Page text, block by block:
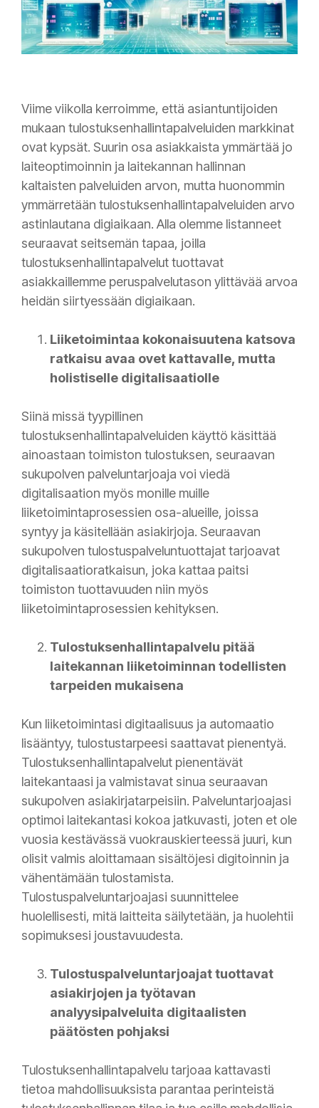
Viime viikolla kerroimme, että asiantuntijoiden
mukaan tulostuksenhallintapalveluiden markkinat
ovat kypsät. Suurin osa asiakkaista ymmärtää jo
laiteoptimoinnin ja laitekannan hallinnan
kaltaisten palveluiden arvon, mutta huonommin
ymmärretään tulostuksenhallintapalveluiden arvo
astinlautana digiaikaan. Alla olemme listanneet
seuraavat seitsemän tapaa, joilla
tulostuksenhallintapalvelut tuottavat
asiakkaillemme peruspalvelutason ylittävää arvoa
heidän siirtyessään digiaikaan.
Liiketoimintaa kokonaisuutena katsova
ratkaisu avaa ovet kattavalle, mutta
holistiselle digitalisaatiolle
Siinä missä tyypillinen
tulostuksenhallintapalveluiden käyttö käsittää
ainoastaan toimiston tulostuksen, seuraavan
sukupolven palveluntarjoaja voi viedä
digitalisaation myös monille muille
liiketoimintaprosessien osa-alueille, joissa
syntyy ja käsitellään asiakirjoja. Seuraavan
sukupolven tulostuspalveluntuottajat tarjoavat
digitalisaatioratkaisun, joka kattaa paitsi
toimiston tuottavuuden niin myös
liiketoimintaprosessien kehityksen.
Tulostuksenhallintapalvelu pitää
laitekannan liiketoiminnan todellisten
tarpeiden mukaisena
Kun liiketoimintasi digitaalisuus ja automaatio
lisääntyy, tulostustarpeesi saattavat pienentyä.
Tulostuksenhallintapalvelut pienentävät
laitekantaasi ja valmistavat sinua seuraavan
sukupolven asiakirjatarpeisiin. Palveluntarjoajasi
optimoi laitekantasi kokoa jatkuvasti, joten et ole
vuosia kestävässä vuokrauskierteessä juuri, kun
olisit valmis aloittamaan sisältöjesi digitoinnin ja
vähentämään tulostamista.
Tulostuspalveluntarjoajasi suunnittelee
huolellisesti, mitä laitteita säilytetään, ja huolehtii
sopimuksesi joustavuudesta.
Tulostuspalveluntarjoajat tuottavat
asiakirjojen ja työtavan
analyysipalveluita digitaalisten
päätösten pohjaksi
Tulostuksenhallintapalvelu tarjoaa kattavasti
tietoa mahdollisuuksista parantaa perinteistä